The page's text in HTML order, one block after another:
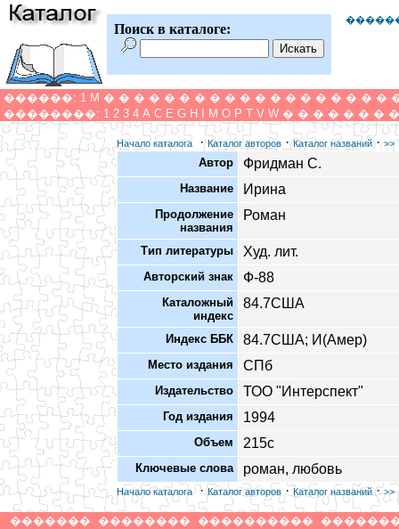
Поиск в каталоге:
������: 1 M � � � � � � � � � � � � � � � � � � �
��������: 1 2 3 4 A C E G H M O P T V W � � � � � � � �
Начало каталога ·Каталог авторов ·Каталог названий·>>
Автор Фридман С.
Название Ирина
Продолжение
названия
Роман
Тип литературы Худ. лит.
Авторский знак Ф-88
Каталожный
индекс
84.7США
Индекс ББК 84.7США; И(Амер)
Место издания СПб
Издательство ТОО "Интерспект"
Год издания 1994
Объем 215с
Ключевые слова роман, любовь
Начало каталога·Каталог авторов ·Каталог названий ·>>
������� �������� ����������